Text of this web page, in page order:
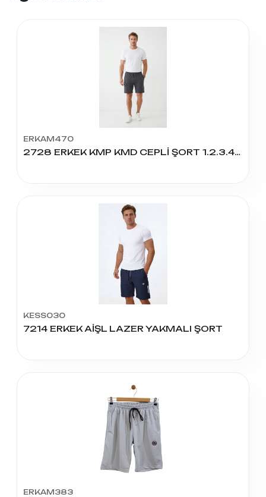
ERKAM470
2728 ERKEK KMP KMD CEPLİ ŞORT 1.2.3.4.5
KESS030
7214 ERKEK AİŞL LAZER YAKMALI ŞORT
ERKAM383